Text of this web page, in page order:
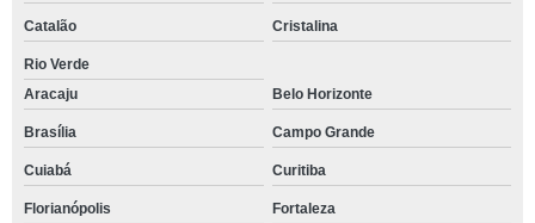
Catalão Cristalina
Rio Verde
Aracaju
Belo Horizonte
Brasília Campo Grande
Cuiabá Curitiba
Florianópolis Fortaleza